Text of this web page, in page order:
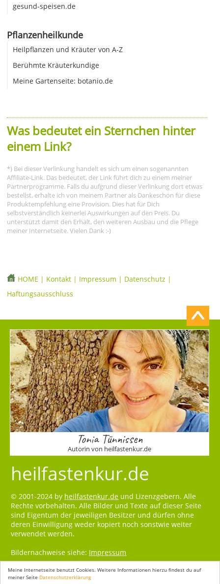
Meine Internetseite benutzt Cookies. Weitere Informationen hierzu findest du auf
meiner Seite Datenschutzerklärung
gesund-speisen.de
Pflanzenheilkunde
Heilpflanzen und Kräuter von A-Z
Berühmte Kräuterkundige
Meine Gartenseite: botanio.de
Was bedeutet ein Sternchen hinter
einem Link?
*) Bei dieser Verlinkung handelt es sich um einen sogenannten
Affiliate-Link. Das bedeutet, der Link führt dich zu einem meiner
Partnerprogramme. Falls du aufgrund dieser Verlinkung dort etwas
bestellst, erhalte ich von meinem Partner als Dankeschön für diese
Produktempfehlung eine Provision. Dies hat für Dich
selbstverständlich keinerlei Auswirkungen auf den Preis. Du
unterstützt damit den Erhalt, den weiteren Ausbau und die Pflege
meiner Internetseite. Vielen Dank :-)
HOME | Kontakt | Impressum | Datenschutz |
Haftungsausschluss
Tonia Tünnissen
Autorin von heilfastenkur.de
heilfastenkur.de
© 2001-2024 by heilfastenkur.de und Lizenzgebern. Alle
Rechte vorbehalten. Alle Bilder und Texte auf dieser Seite
sind Eigentum der jeweiligen Besitzer und dürfen ohne
deren Einwilligung weder kopiert noch sonstwie weiter
verwendet werden.
Bildernachweise siehe: Impressum